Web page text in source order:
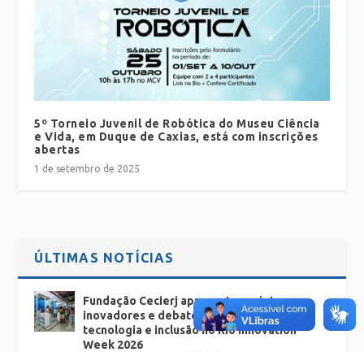
5º Torneio Juvenil de Robótica do Museu Ciência
e Vida, em Duque de Caxias, está com inscrições
abertas
1 de setembro de 2025
ÚLTIMAS NOTÍCIAS
Fundação Cecierj apresenta projetos
inovadores e debates sobre educação,
tecnologia e inclusão no Rio Innovation
Week 2026